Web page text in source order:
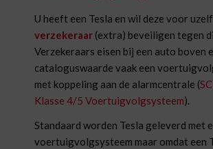
U heeft een Tesla en wil deze voor
verzekeraar (extra) beveiligen tegen
Verzekeraars eisen bij een auto boven
cataloguswaarde vaak een
met koppeling aan de alarmcentrale (
Klasse 4/5 Voertuigvolgsysteem).
Standaard worden Tesla geleverd met
voertuigvolgsysteem maar omdat een